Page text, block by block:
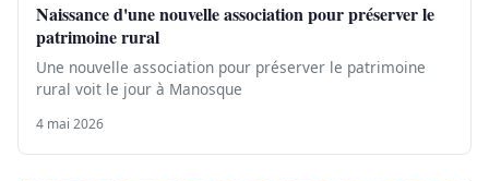
Naissance d'une nouvelle association pour préserver le
patrimoine rural
Une nouvelle association pour préserver le patrimoine
rural voit le jour à Manosque
4 mai 2026